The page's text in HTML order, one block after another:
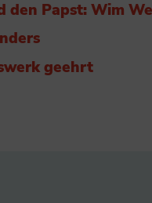
den Papst: Wim
geehrt